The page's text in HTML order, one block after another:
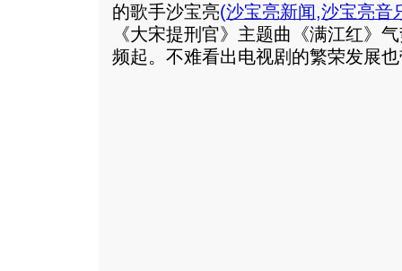
的歌手沙宝亮(沙宝亮新闻,沙宝亮音
《大宋提刑官》主题曲《满江红》
频起。不难看出电视剧的繁荣发展